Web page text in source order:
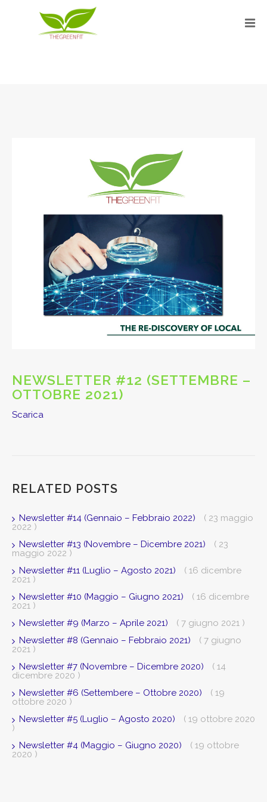
NEWSLETTER #12 (SETTEMBRE
NEWSLETTER #12 (SETTEMBRE –
OTTOBRE 2021)
Scarica
RELATED POSTS
Newsletter #14 (Gennaio – Febbraio 2022)
( 23 maggio
2022 )
Newsletter #13 (Novembre – Dicembre 2021)
( 23
maggio 2022 )
Newsletter #11 (Luglio – Agosto 2021)
( 16 dicembre
2021 )
Newsletter #10 (Maggio – Giugno 2021)
( 16 dicembre
2021 )
Newsletter #9 (Marzo – Aprile 2021)
( 7 giugno 2021 )
Newsletter #8 (Gennaio – Febbraio 2021)
( 7 giugno
2021 )
Newsletter #7 (Novembre – Dicembre 2020)
( 14
dicembre 2020 )
Newsletter #6 (Settembere – Ottobre 2020)
( 19
ottobre 2020 )
Newsletter #5 (Luglio – Agosto 2020)
( 19 ottobre 2020
)
Newsletter #4 (Maggio – Giugno 2020)
( 19 ottobre
2020 )